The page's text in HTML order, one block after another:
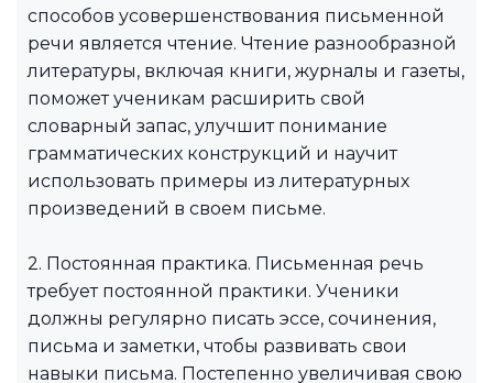
способов усовершенствования письменной
речи является чтение. Чтение разнообразной
литературы, включая книги, журналы и газеты,
поможет ученикам расширить свой
словарный запас, улучшит понимание
грамматических конструкций и научит
использовать примеры из литературных
произведений в своем письме.
2. Постоянная практика. Письменная речь
требует постоянной практики. Ученики
должны регулярно писать эссе, сочинения,
письма и заметки, чтобы развивать свои
навыки письма. Постепенно увеличивая свою